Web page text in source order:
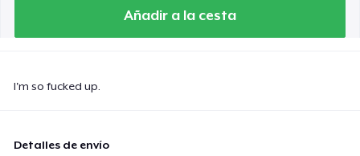
Añadir a la cesta
I'm so fucked up.
Detalles de envío